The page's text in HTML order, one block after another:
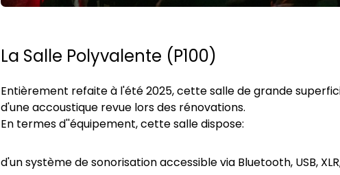
La Salle Polyvalente (P100)
Entièrement refaite à l'été 2025, cette salle de grande
d'une accoustique revue lors des rénovations.
En termes d''équipement, cette salle dispose:
d'un système de sonorisation accessible via Bluetooth, USB,